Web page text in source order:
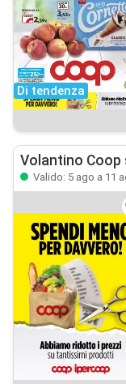
Di tendenza
Volantino
Valido: 5 ago a 11